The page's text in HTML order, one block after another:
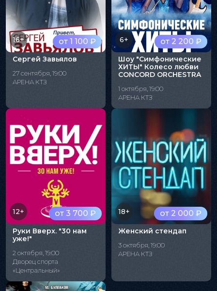
от 1 100 ₽
16+
Сергей Завьялов
27 сентября, 19:00
АРЕНА КТЗ
от 2 200 ₽
6+
Шоу "Симфонические
ХИТЫ" Колесо любви
CONCORD ORCHESTRA
1 октября, 19:00
АРЕНА КТЗ
от 3 700 ₽
12+
Руки Вверх. "30 нам
уже!"
2 октября, 19:00
Дворец спорта
«Центральный»
от 2 000 ₽
18+
Женский стендап
3 октября, 19:00
АРЕНА КТЗ